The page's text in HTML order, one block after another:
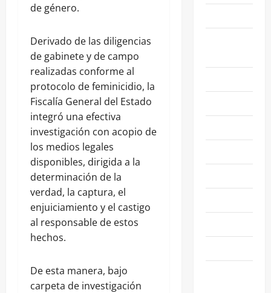
de género.
Derivado de las diligencias
de gabinete y de campo
realizadas conforme al
protocolo de feminicidio, la
Fiscalía General del Estado
integró una efectiva
investigación con acopio de
los medios legales
disponibles, dirigida a la
determinación de la
verdad, la captura, el
enjuiciamiento y el castigo
al responsable de estos
hechos.
De esta manera, bajo
carpeta de investigación